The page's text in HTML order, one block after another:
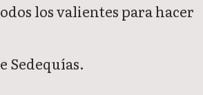
los valientes para hacer
Sedequías.